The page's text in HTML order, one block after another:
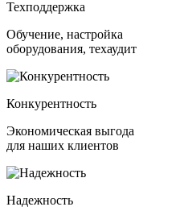
Техподдержка
Обучение, настройка
оборудования, техаудит
Конкурентность
Экономическая выгода
для наших клиентов
Надежность